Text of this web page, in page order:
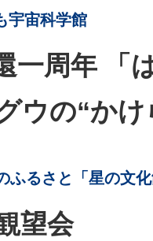
宇宙科学館
一周年 「
ウの“かけ
ふるさと「星の文
望会